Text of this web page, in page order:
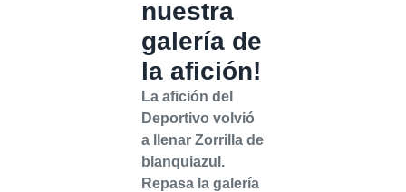
nuestra
galería de
la afición!
La afición del
Deportivo volvió
a llenar Zorrilla de
blanquiazul.
Repasa la galería